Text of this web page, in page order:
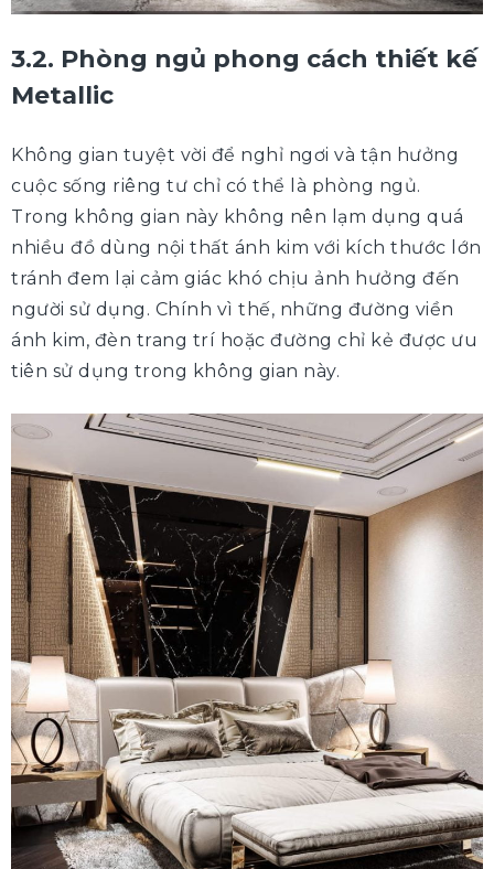
3.2. Phòng ngủ phong cách thiết kế
Metallic
Không gian tuyệt vời để nghỉ ngơi và tận hưởng
cuộc sống riêng tư chỉ có thể là phòng ngủ.
Trong không gian này không nên lạm dụng quá
nhiều đồ dùng nội thất ánh kim với kích thước lớn
tránh đem lại cảm giác khó chịu ảnh hưởng đến
người sử dụng. Chính vì thế, những đường viền
ánh kim, đèn trang trí hoặc đường chỉ kẻ được ưu
tiên sử dụng trong không gian này.